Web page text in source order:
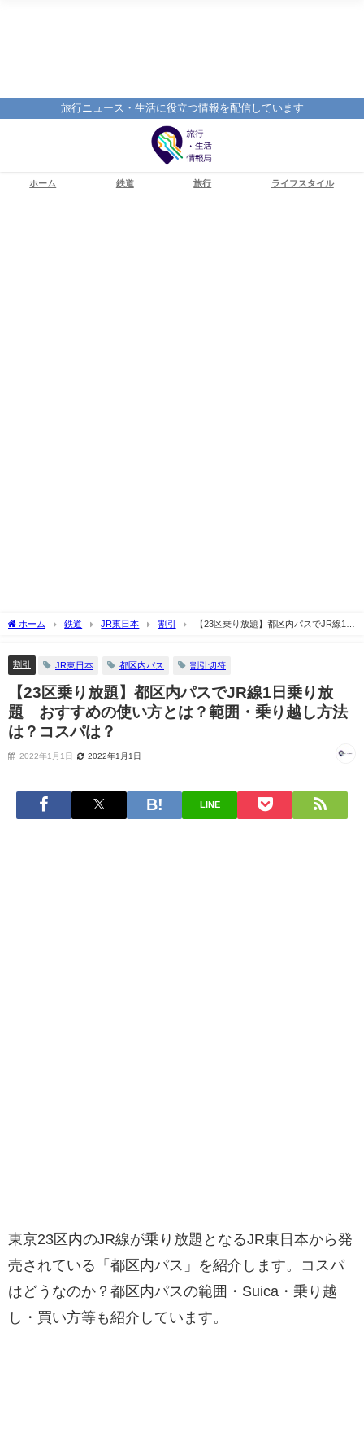
旅行ニュース・生活に役立つ情報を配信しています
ホーム 鉄道 旅行 ライフスタイル
ホーム 鉄道 JR東日本 割引
【23区乗り放題】都区内パスでJR線1日
割引 JR東日本 都区内パス 割引切符
【23区乗り放題】都区内パスでJR線1日乗り放
題 おすすめの使い方とは？範囲・乗り越し方法
は？コスパは？
2022年1月1日 2022年1月1日
LINE
東京23区内のJR線が乗り放題となるJR東日本から発
売されている「都区内パス」を紹介します。コスパ
はどうなのか？都区内パスの範囲・Suica・乗り越
し・買い方等も紹介しています。